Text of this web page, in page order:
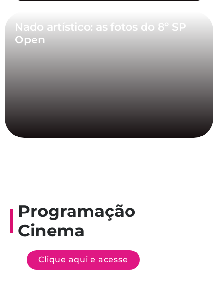
Nado artístico: as fotos do 8º SP
Open
Programação
Cinema
Clique aqui e acesse